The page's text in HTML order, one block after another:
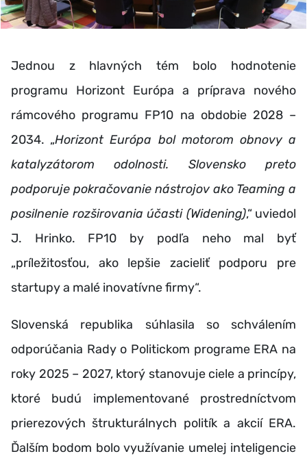
Jednou z hlavných tém bolo hodnotenie
programu Horizont Európa a príprava nového
rámcového programu FP10 na obdobie 2028 –
2034. „Horizont Európa bol motorom obnovy a
katalyzátorom odolnosti. Slovensko preto
podporuje pokračovanie nástrojov ako Teaming a
posilnenie rozširovania účasti (Widening),“ uviedol
J. Hrinko. FP10 by podľa neho mal byť
„príležitosťou, ako lepšie zacieliť podporu pre
startupy a malé inovatívne firmy“.
Slovenská republika súhlasila so schválením
odporúčania Rady o Politickom programe ERA na
roky 2025 – 2027, ktorý stanovuje ciele a princípy,
ktoré budú implementované prostredníctvom
prierezových štrukturálnych politík a akcií ERA.
Ďalším bodom bolo využívanie umelej inteligencie